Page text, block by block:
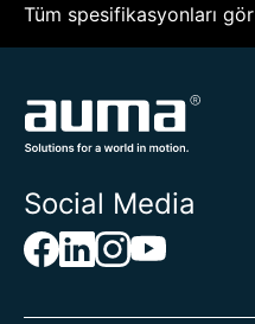
Tüm spesifikasyonları gör
Social Media